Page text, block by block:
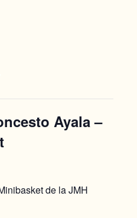
Ayala –
de la JMH